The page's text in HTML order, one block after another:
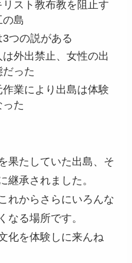
スト教布教を阻止す
島
つの説がある
外出禁止、女性の出
った
業により出島は体験
た
果たしていた出島、そ
継承されました。
れからさらにいろんな
なる場所です。
化を体験しに来んね